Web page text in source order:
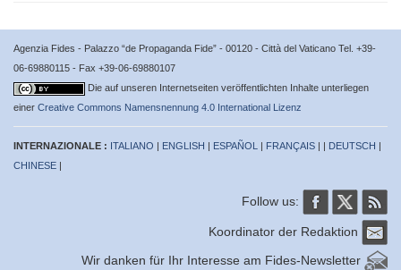
Agenzia Fides - Palazzo “de Propaganda Fide” - 00120 - Città del Vaticano Tel. +39-
06-69880115 - Fax +39-06-69880107
Die auf unseren Internetseiten veröffentlichten Inhalte unterliegen
einer Creative Commons Namensnennung 4.0 International Lizenz
INTERNAZIONALE : ITALIANO | ENGLISH | ESPAÑOL | FRANÇAIS | | DEUTSCH |
CHINESE |
Follow us:
Koordinator der Redaktion
Wir danken für Ihr Interesse am Fides-Newsletter